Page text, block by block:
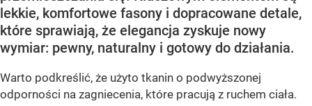
lekkie, komfortowe fasony i dopracowane detale,
które sprawiają, że elegancja zyskuje nowy
wymiar: pewny, naturalny i gotowy do działania.
Warto podkreślić, że użyto tkanin o podwyższonej
odporności na zagniecenia, które pracują z ruchem ciała.